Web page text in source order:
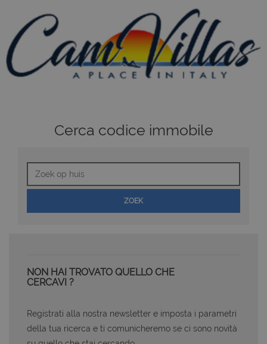
Cerca codice immobile
op
huis
ZOEK
NON HAI TROVATO QUELLO CHE
CERCAVI ?
Registrati alla nostra newsletter e imposta i parametri
della tua ricerca e ti comunicheremo se ci sono novità